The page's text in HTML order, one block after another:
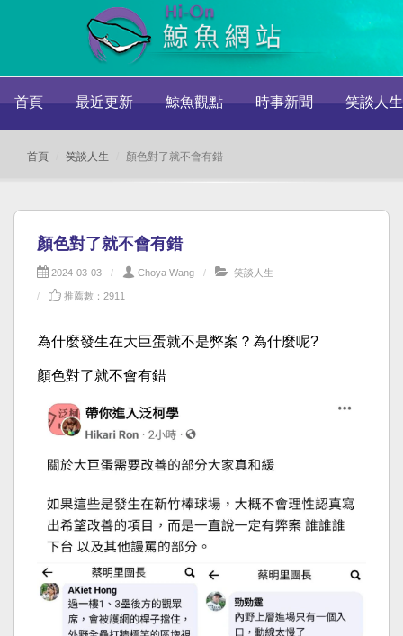
首頁 最近更新 鯨魚觀點 時事新聞 笑談人生
首頁 笑談人生 顏色對了就不會有錯
顏色對了就不會有錯
2024-03-03 Choya Wang 笑談人生
推薦數：2911
為什麼發生在大巨蛋就不是弊案？為什麼呢?
顏色對了就不會有錯